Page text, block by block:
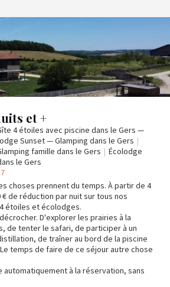
et +
4 étoiles avec piscine dans le Gers —
Sunset — Glamping dans le Gers |
famille dans le Gers | Écolodge
le Gers
choses prennent du temps. À partir de 4
de réduction par nuit sur tous nos
étoiles et écolodges.
D'explorer les prairies à la
de tenter le safari, de participer à un
de traîner au bord de la piscine
temps de faire de ce séjour autre chose
automatiquement à la réservation, sans